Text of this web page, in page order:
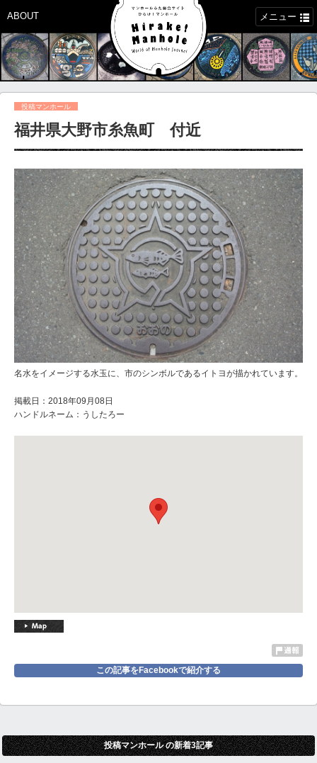
ABOUT メニュー
投稿マンホール
福井県大野市糸魚町 付近
名水をイメージする水玉に、市のシンボルであるイトヨが描かれています。
掲載日：2018年09月08日
ハンドルネーム：うしたろー
この記事をFacebookで紹介する
投稿マンホール の新着3記事